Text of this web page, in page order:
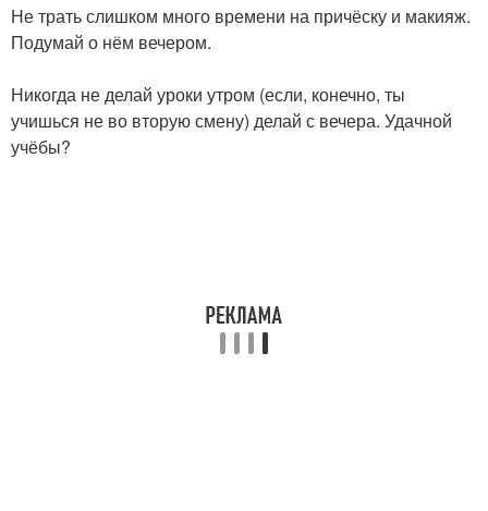
Не трать слишком много времени на причёску и макияж.
Подумай о нём вечером.
Никогда не делай уроки утром (если, конечно, ты
учишься не во вторую смену) делай с вечера. Удачной
учёбы?